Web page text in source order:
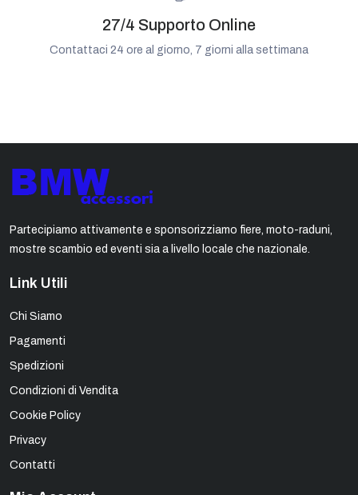
27/4 Supporto Online
Contattaci 24 ore al giorno, 7 giorni alla settimana
Partecipiamo attivamente e sponsorizziamo fiere, moto-raduni,
mostre scambio ed eventi sia a livello locale che nazionale.
Link Utili
Chi Siamo
Pagamenti
Spedizioni
Condizioni di Vendita
Cookie Policy
Privacy
Contatti